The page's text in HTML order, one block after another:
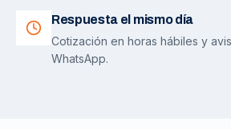
Respuesta el mismo día
Cotización en horas hábiles y
WhatsApp.